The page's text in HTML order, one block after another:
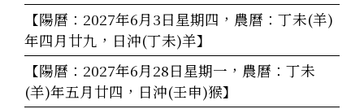
【陽曆：2027年6月3日星期四，農曆：丁未(羊)
年四月廿九，日沖(丁未)羊】
【陽曆：2027年6月28日星期一，農曆：丁未
(羊)年五月廿四，日沖(壬申)猴】